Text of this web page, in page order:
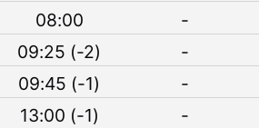
08:00
-
09:25 (-2)
-
09:45 (-1)
-
13:00 (-1)
-